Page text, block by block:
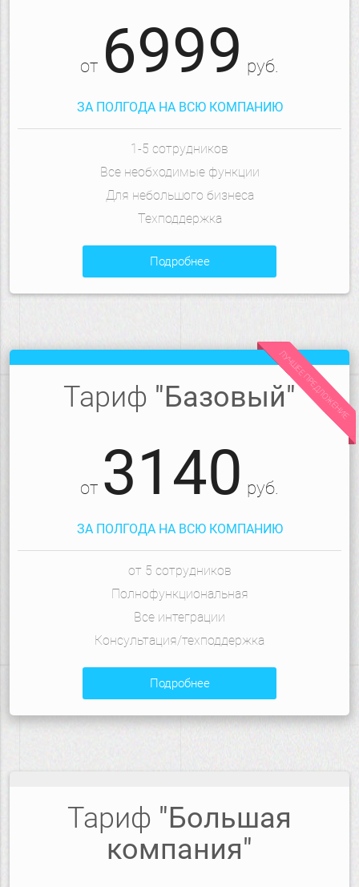
от 6999 руб.
ЗА ПОЛГОДА НА ВСЮ КОМПАНИЮ
1-5 сотрудников
Все необходимые функции
Для небольшого бизнеса
Техподдержка
подробнее
Тариф "Базовый"
от 3140 руб.
ЗА ПОЛГОДА НА ВСЮ КОМПАНИЮ
от 5 сотрудников
Полнофункциональная
Все интеграции
Консультация/техподдержка
подробнее
ЛУЧШЕЕ ПРЕДЛОЖЕНИЕ
Тариф "Большая
компания"